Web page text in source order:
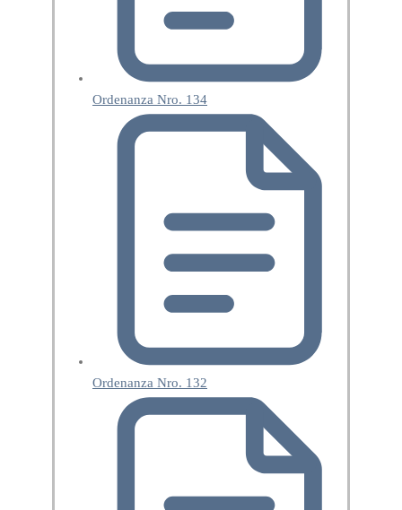
Ordenanza Nro. 134
Ordenanza Nro. 132